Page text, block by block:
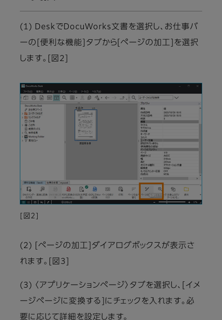
(1) DeskでDocuWorks文書を選択し、お仕事バ
ーの[便利な機能]タブから[ページの加工]を選択
します。[図2]
[図2]
(2) [ページの加工]ダイアログボックスが表示さ
れます。[図3]
(3) 〈アプリケーションページ〉タブを選択し、[イメ
ージページに変換する]にチェックを入れます。必
要に応じて詳細を設定します。